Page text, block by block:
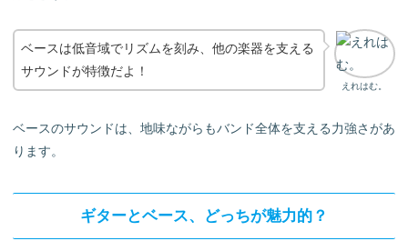
えれはむ。
ベースは低音域でリズムを刻み、他の楽器を支える
サウンドが特徴だよ！
ベースのサウンドは、地味ながらもバンド全体を支える力強さがあ
ります。
ギターとベース、どっちが魅力的？